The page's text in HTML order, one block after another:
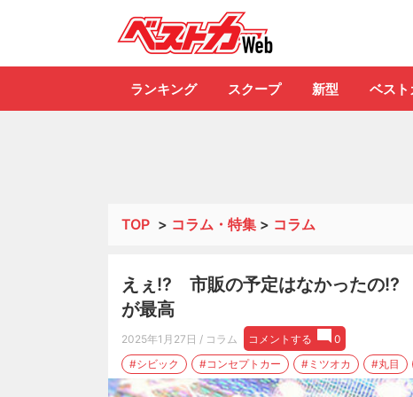
ランキング スクープ 新型 ベスト
TOP > コラム・特集 > コラム
えぇ!? 市販の予定はなかったの
が最高
2025年1月27日 / コラム コメントする
0
#シビック
#コンセプトカー #ミツオカ #丸目